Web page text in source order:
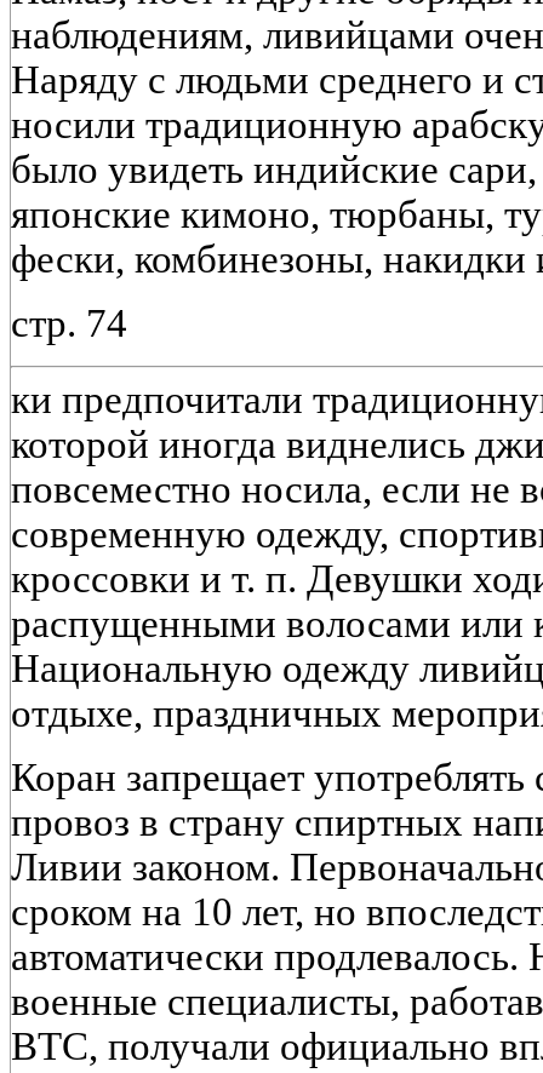
наблюдениям, ливийцами
Наряду с людьми среднего и
носили традиционную
было увидеть индийские
японские кимоно, тюрбаны,
фески, комбинезоны,
стр. 74
ки предпочитали
которой иногда виднелись
повсеместно носила, если не
современную одежду,
кроссовки и т. п. Девушки
распущенными волосами или
Национальную одежду
отдыхе, праздничных
Коран запрещает употреблять
провоз в страну спиртных
Ливии законом.
сроком на 10 лет, но
автоматически
военные специалисты,
ВТС, получали официально